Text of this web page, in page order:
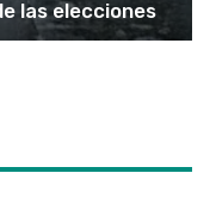
las elecciones